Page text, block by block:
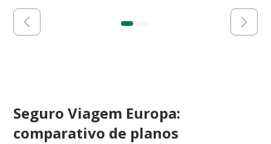
Seguro Viagem Europa:
comparativo de planos